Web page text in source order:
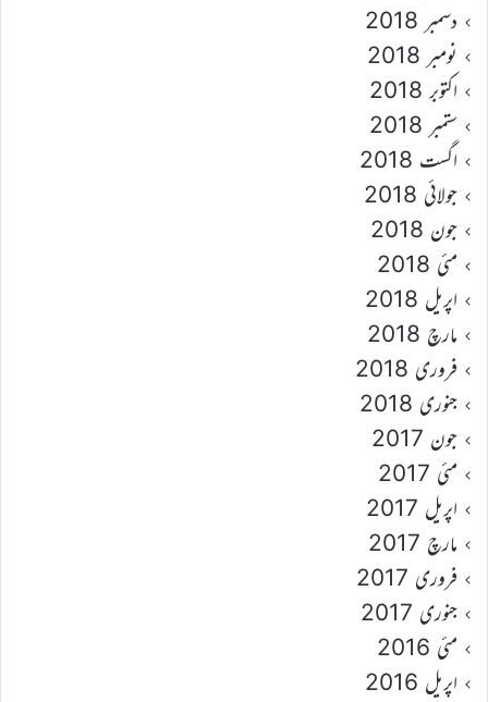
دسمبر 2018
نومبر 2018
اکتوبر 2018
ستمبر 2018
اگست 2018
جولائی 2018
جون 2018
مئی 2018
اپریل 2018
مارچ 2018
فروری 2018
جنوری 2018
جون 2017
مئی 2017
اپریل 2017
مارچ 2017
فروری 2017
جنوری 2017
مئی 2016
اپریل 2016